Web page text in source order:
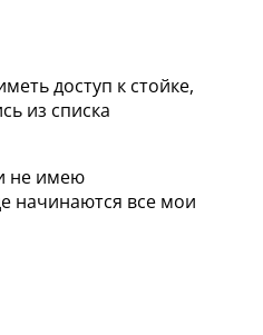
доступ к стойке,
из списка
не имею
начинаются все мои